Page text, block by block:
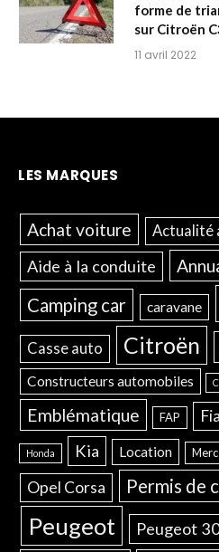
forme de
sur Citroën
11 avril 2022
LES MARQUES
Achat voiture Actualité
Aide à la conduite
Camping car caravane
Casse auto Citroën
Constructeurs automobiles
Emblématique FAP
Honda Kia Location
Opel Corsa Permis de
Peugeot Peugeot